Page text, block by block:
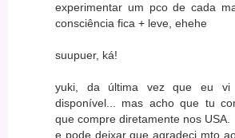
experimentar um pco de cada
consciência fica + leve, ehehe
suupuer, ká!
yuki, da última vez que eu vi
disponível... mas acho que tu
que compre diretamente nos USA.
e pode deixar que agradeci mto